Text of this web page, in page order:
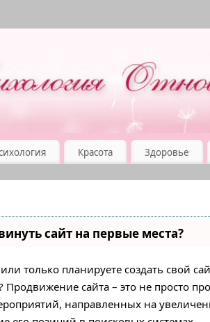
Красота Здоровье
сайт на первые места?
только планируете создать свой
Продвижение сайта – это не просто
направленных на